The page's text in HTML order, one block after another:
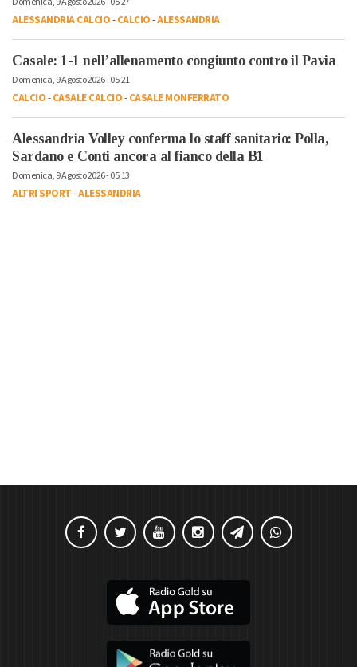
ALESSANDRIA CALCIO-CALCIO-ALESSANDRIA
Casale: 1-1 nell’allenamento congiunto contro il Pavia
Domenica, 9 Agosto 2026 - 05:21
CALCIO-CASALE CALCIO-CASALE MONFERRATO
Alessandria Volley conferma lo staff sanitario: Polla,
Sardano e Conti ancora al fianco della B1
Domenica, 9 Agosto 2026 - 05:13
ALTRI SPORT-ALESSANDRIA